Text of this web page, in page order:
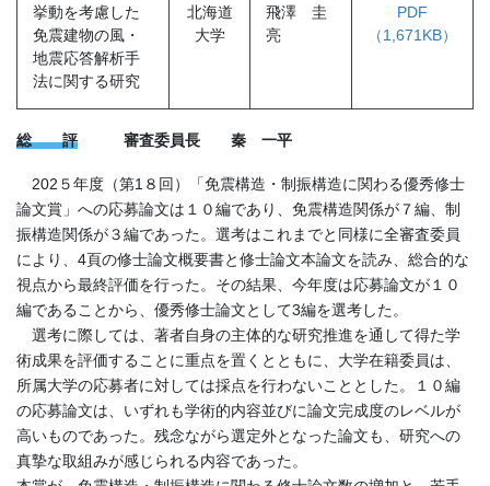
挙動を考慮した
免震建物の風・
地震応答解析手
法に関する研究
北海道
大学
飛澤 圭
亮
PDF
（1,671KB）
総 評 審査委員長 秦 一平
202５年度（第1８回）「免震構造・制振構造に関わる優秀修士
論文賞」への応募論文は１０編であり、免震構造関係が７編、制
振構造関係が３編であった。選考はこれまでと同様に全審査委員
により、4頁の修士論文概要書と修士論文本論文を読み、総合的な
視点から最終評価を行った。その結果、今年度は応募論文が１０
編であることから、優秀修士論文として3編を選考した。
選考に際しては、著者自身の主体的な研究推進を通して得た学
術成果を評価することに重点を置くとともに、大学在籍委員は、
所属大学の応募者に対しては採点を行わないこととした。１０編
の応募論文は、いずれも学術的内容並びに論文完成度のレベルが
高いものであった。残念ながら選定外となった論文も、研究への
真摯な取組みが感じられる内容であった。